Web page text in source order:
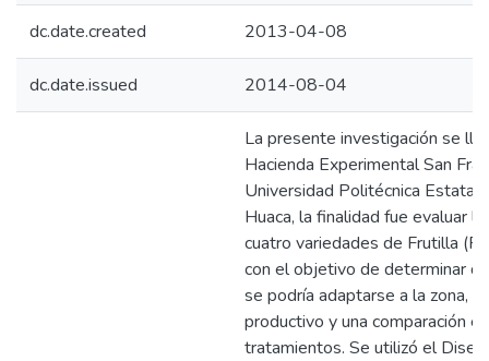
dc.date.created 2013-04-08
dc.date.issued 2014-08-04
La presente investigación se
Hacienda Experimental San
Universidad Politécnica Estatal
Huaca, la finalidad fue evaluar
cuatro variedades de Frutilla
con el objetivo de determinar
se podría adaptarse a la zona,
productivo y una comparación
tratamientos. Se utilizó el